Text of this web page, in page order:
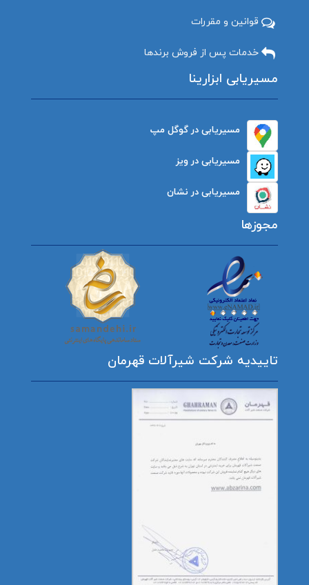
قوانین و مقررات
خدمات پس از فروش برندها
مسیریابی ابزارینا
مسیریابی در گوگل مپ
مسیریابی در ویز
مسیریابی در نشان
مجوزها
تاییدیه شرکت شیرآلات قهرمان